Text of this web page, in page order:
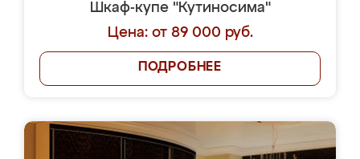
Шкаф-купе "Кутиносима"
Цена: от 89 000 руб.
ПОДРОБНЕЕ